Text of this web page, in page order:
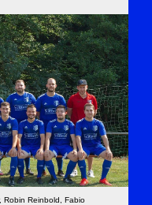
Robin Reinbold, Fabio